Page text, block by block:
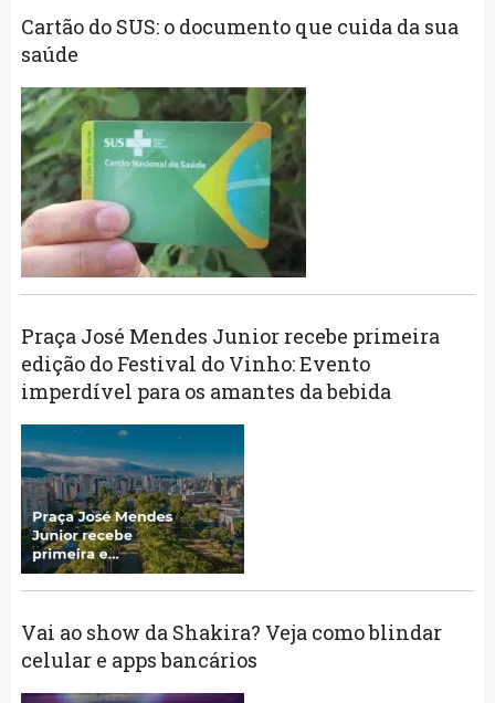
Cartão do SUS: o documento que cuida da sua
saúde
Praça José Mendes Junior recebe primeira
edição do Festival do Vinho: Evento
imperdível para os amantes da bebida
Vai ao show da Shakira? Veja como blindar
celular e apps bancários